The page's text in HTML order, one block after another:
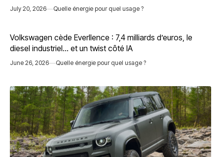
July 20, 2026 Quelle énergie pour quel usage ?
Volkswagen cède Everllence : 7,4 milliards d’euros, le
diesel industriel… et un twist côté IA
June 26, 2026 Quelle énergie pour quel usage ?